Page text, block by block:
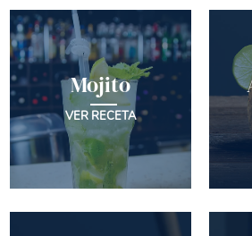
Mojito
VER RECETA